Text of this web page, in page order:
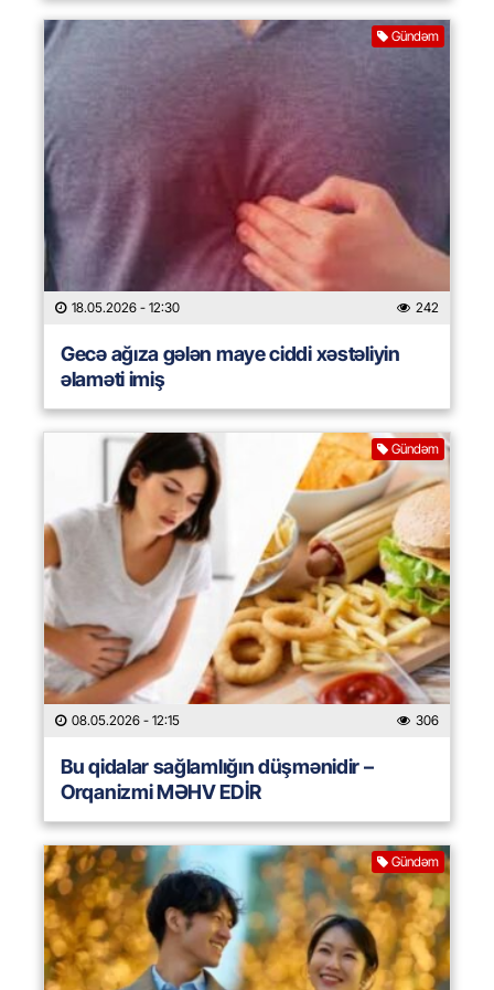
Gündəm
18.05.2026 - 12:30 242
Gecə ağıza gələn maye ciddi xəstəliyin
əlaməti imiş
Gündəm
08.05.2026 - 12:15 306
Bu qidalar sağlamlığın düşmənidir –
Orqanizmi MƏHV EDİR
Gündəm